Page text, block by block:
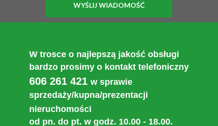
W trosce o najlepszą jakość obsługi
bardzo prosimy o kontakt telefoniczny
606 261 421 w sprawie
sprzedaży/kupna/prezentacji
nieruchomości
od pn. do pt. w godz. 10.00 - 18.00.